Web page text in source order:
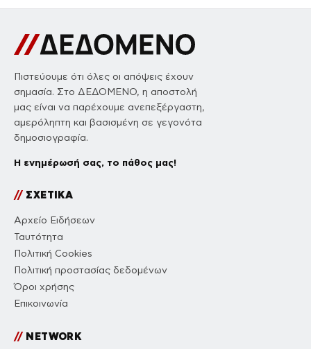
Πιστεύουμε ότι όλες οι απόψεις έχουν
σημασία. Στο ΔΕΔΟΜΕΝΟ, η αποστολή
μας είναι να παρέχουμε ανεπεξέργαστη,
αμερόληπτη και βασισμένη σε γεγονότα
δημοσιογραφία.
Η ενημέρωσή σας, το πάθος μας!
//ΣΧΕΤΙΚΑ
Αρχείο Ειδήσεων
Ταυτότητα
Πολιτική Cookies
Πολιτική προστασίας δεδομένων
Όροι χρήσης
Επικοινωνία
//NETWORK